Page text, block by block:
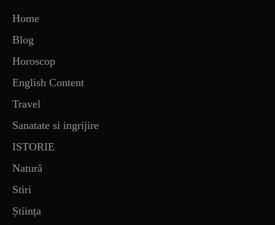
Home
Blog
Horoscop
English Content
Travel
Sanatate si ingrijire
ISTORIE
Natură
Stiri
Știința